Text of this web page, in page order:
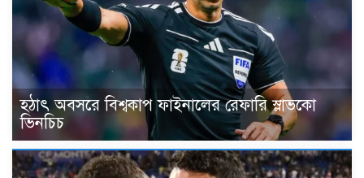
হঠাৎ অবসরে বিশ্বকাপ ফাইনালের রেফারি স্লাভকো
ভিনচিচ